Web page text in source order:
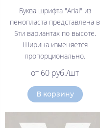
Буква шрифта "Arial" из
пенопласта представлена в
5ти вариантах по высоте.
Ширина изменяется
пропорционально.
от 60 руб./шт
В корзину